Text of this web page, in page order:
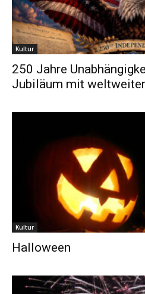
Kultur
250 Jahre
Jubiläum mit
Kultur
Halloween